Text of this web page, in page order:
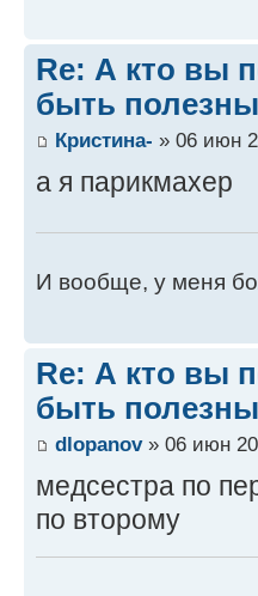
Re: А кто вы
быть
Кристина- » 06 июн
а я парикмахер
И вообще, у меня
Re: А кто вы
быть
dlopanov» 06 июн
медсестра по
по второму